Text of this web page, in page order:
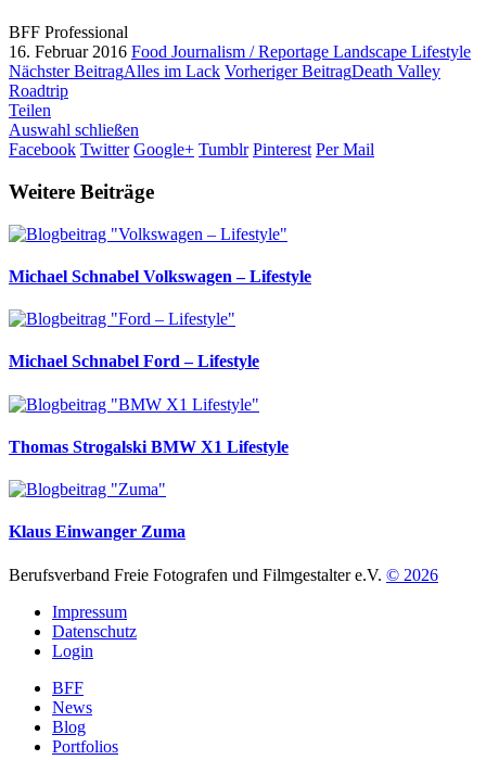
BFF Professional
16. Februar 2016 Food Journalism / Reportage Landscape Lifestyle
Nächster BeitragAlles im Lack Vorheriger BeitragDeath Valley
Roadtrip
Teilen
Auswahl schließen
Facebook Twitter Google+ Tumblr Pinterest Per Mail
Weitere Beiträge
Michael Schnabel Volkswagen – Lifestyle
Michael Schnabel Ford – Lifestyle
Thomas Strogalski BMW X1 Lifestyle
Klaus Einwanger Zuma
Berufsverband Freie Fotografen und Filmgestalter e.V. © 2026
Impressum
Datenschutz
Login
BFF
News
Blog
Portfolios